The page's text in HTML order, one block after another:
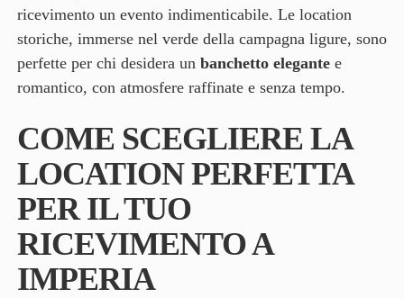
ricevimento un evento indimenticabile. Le location
storiche, immerse nel verde della campagna ligure, sono
perfette per chi desidera un banchetto elegantee
romantico, con atmosfere raffinate e senza tempo.
COME SCEGLIERE LA
LOCATION PERFETTA
PER IL TUO
RICEVIMENTO A
IMPERIA